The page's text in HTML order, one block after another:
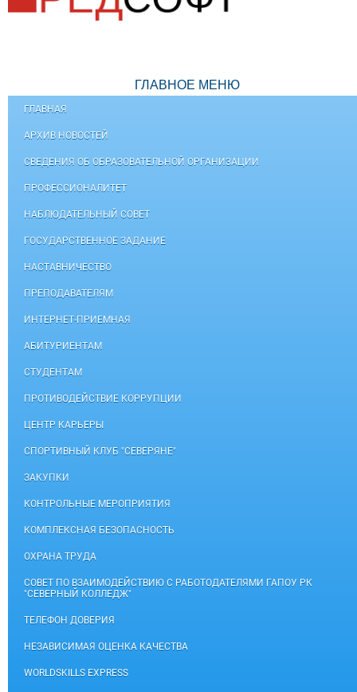
ГЛАВНОЕ МЕНЮ
ГЛАВНАЯ
АРХИВ НОВОСТЕЙ
СВЕДЕНИЯ ОБ ОБРАЗОВАТЕЛЬНОЙ ОРГАНИЗАЦИИ
ПРОФЕССИОНАЛИТЕТ
НАБЛЮДАТЕЛЬНЫЙ СОВЕТ
ГОСУДАРСТВЕННОЕ ЗАДАНИЕ
НАСТАВНИЧЕСТВО
ПРЕПОДАВАТЕЛЯМ
ИНТЕРНЕТ-ПРИЕМНАЯ
АБИТУРИЕНТАМ
СТУДЕНТАМ
ПРОТИВОДЕЙСТВИЕ КОРРУПЦИИ
ЦЕНТР КАРЬЕРЫ
СПОРТИВНЫЙ КЛУБ "СЕВЕРЯНЕ"
ЗАКУПКИ
КОНТРОЛЬНЫЕ МЕРОПРИЯТИЯ
КОМПЛЕКСНАЯ БЕЗОПАСНОСТЬ
ОХРАНА ТРУДА
СОВЕТ ПО ВЗАИМОДЕЙСТВИЮ С РАБОТОДАТЕЛЯМИ ГАПОУ РК
"СЕВЕРНЫЙ КОЛЛЕДЖ"
ТЕЛЕФОН ДОВЕРИЯ
НЕЗАВИСИМАЯ ОЦЕНКА КАЧЕСТВА
WORLDSKILLS EXPRESS